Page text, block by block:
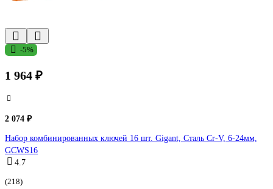
-5%
1 964 ₽
2 074 ₽
Набор комбинированных ключей 16 шт. Gigant, Сталь Cr-V, 6-24мм,
GCWS16
4.7
(218)